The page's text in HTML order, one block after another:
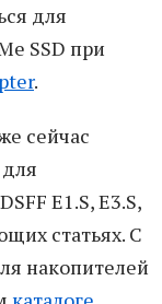
для
SSD при
.
сейчас
E1.S, E3.S,
статьях. С
накопителей